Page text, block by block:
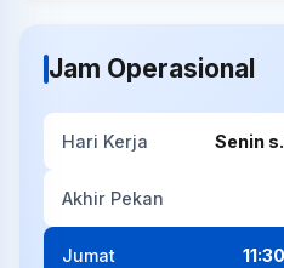
Jam Operasional
Hari Kerja Senin
Akhir Pekan
Jumat